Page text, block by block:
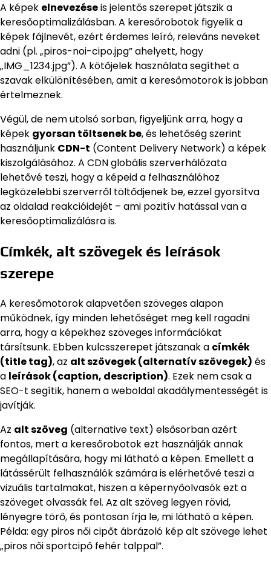
A képek elnevezéseis jelentős szerepet játszik a
keresőoptimalizálásban. A keresőrobotok figyelik a
képek fájlnevét, ezért érdemes leíró, releváns neveket
adni (pl. „piros-noi-cipo.jpg” ahelyett, hogy
„IMG_1234.jpg”). A kötőjelek használata segíthet a
szavak elkülönítésében, amit a keresőmotorok is jobban
értelmeznek.
Végül, de nem utolsó sorban, figyeljünk arra, hogy a
képek gyorsan töltsenek be, és lehetőség szerint
használjunk CDN-t (Content Delivery Network) a képek
kiszolgálásához. A CDN globális szerverhálózata
lehetővé teszi, hogy a képeid a felhasználóhoz
legközelebbi szerverről töltődjenek be, ezzel gyorsítva
az oldalad reakcióidejét – ami pozitív hatással van a
keresőoptimalizálásra is.
Címkék, alt szövegek és leírások
szerepe
A keresőmotorok alapvetően szöveges alapon
működnek, így minden lehetőséget meg kell ragadni
arra, hogy a képekhez szöveges információkat
társítsunk. Ebben kulcsszerepet játszanak a címkék
(title tag), az alt szövegek (alternatív szövegek) és
a leírások (caption, description). Ezek nem csak a
SEO-t segítik, hanem a weboldal akadálymentességét is
javítják.
Az alt szöveg (alternative text) elsősorban azért
fontos, mert a keresőrobotok ezt használják annak
megállapítására, hogy mi látható a képen. Emellett a
látássérült felhasználók számára is elérhetővé teszi a
vizuális tartalmakat, hiszen a képernyőolvasók ezt a
szöveget olvassák fel. Az alt szöveg legyen rövid,
lényegre törő, és pontosan írja le, mi látható a képen.
Példa: egy piros női cipőt ábrázoló kép alt szövege lehet
„piros női sportcipő fehér talppal”.